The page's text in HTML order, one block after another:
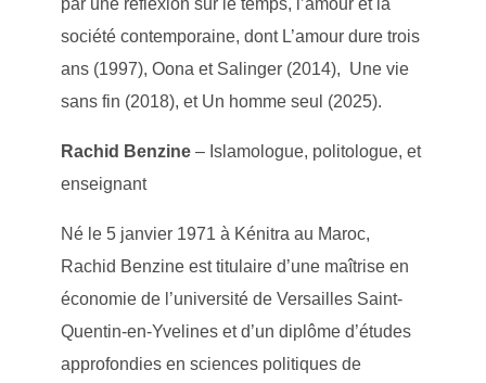
par une réflexion sur le temps, l’amour et la
société contemporaine, dont L’amour dure trois
ans (1997), Oona et Salinger (2014), Une vie
sans fin (2018), et Un homme seul (2025).
Rachid Benzine– Islamologue, politologue, et
enseignant
Né le 5 janvier 1971 à Kénitra au Maroc,
Rachid Benzine est titulaire d’une maîtrise en
économie de l’université de Versailles Saint-
Quentin-en-Yvelines et d’un diplôme d’études
approfondies en sciences politiques de